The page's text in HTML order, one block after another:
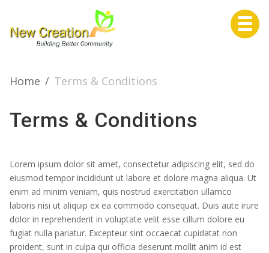
Home
About Us
Services
Life Events
Home / Terms & Conditions
Terms & Conditions
Lorem ipsum dolor sit amet, consectetur adipiscing elit, sed do
eiusmod tempor incididunt ut labore et dolore magna aliqua. Ut
enim ad minim veniam, quis nostrud exercitation ullamco
laboris nisi ut aliquip ex ea commodo consequat. Duis aute irure
dolor in reprehenderit in voluptate velit esse cillum dolore eu
fugiat nulla pariatur. Excepteur sint occaecat cupidatat non
proident, sunt in culpa qui officia deserunt mollit anim id est